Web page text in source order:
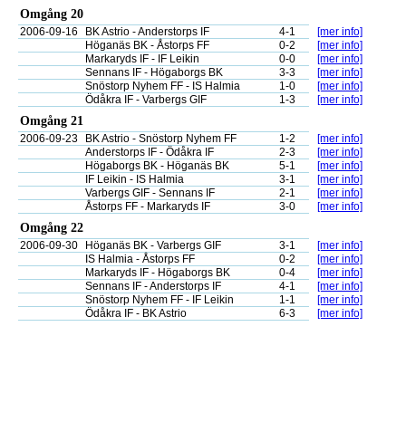
Omgång 20
2006-09-16 BK Astrio - Anderstorps IF 4-1
[mer info]
Höganäs BK - Åstorps FF
0-2
[mer info]
Markaryds IF - IF Leikin
0-0
[mer info]
Sennans IF - Högaborgs BK
3-3
[mer info]
Snöstorp Nyhem FF - IS Halmia
1-0
[mer info]
Ödåkra IF - Varbergs GIF
1-3 [mer info]
Omgång 21
2006-09-23 BK Astrio - Snöstorp Nyhem FF 1-2
[mer info]
Anderstorps IF - Ödåkra IF
2-3
[mer info]
Högaborgs BK - Höganäs BK
5-1
[mer info]
IF Leikin - IS Halmia
3-1
[mer info]
Varbergs GIF - Sennans IF
2-1
[mer info]
Åstorps FF - Markaryds IF
3-0 [mer info]
Omgång 22
2006-09-30 Höganäs BK - Varbergs GIF 3-1
[mer info]
IS Halmia - Åstorps FF
0-2
[mer info]
Markaryds IF - Högaborgs BK
0-4
[mer info]
Sennans IF - Anderstorps IF
4-1
[mer info]
Snöstorp Nyhem FF - IF Leikin
1-1
[mer info]
Ödåkra IF - BK Astrio
6-3 [mer info]